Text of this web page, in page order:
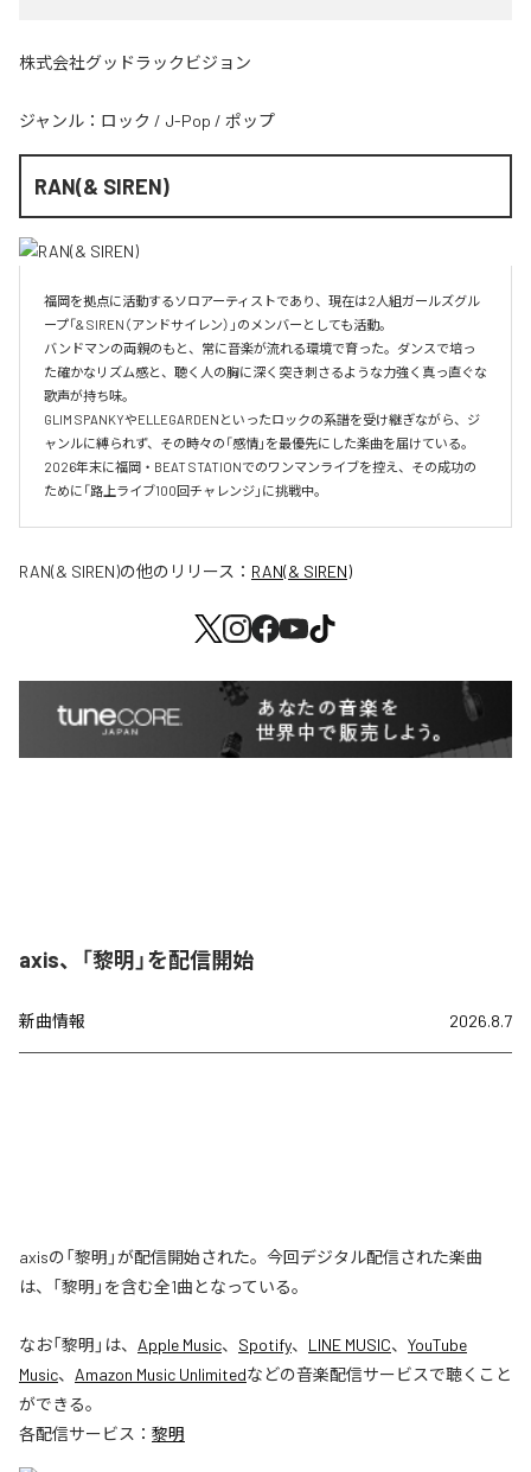
株式会社グッドラックビジョン
ジャンル： ロック / J-Pop / ポップ
RAN(& SIREN)
福岡を拠点に活動するソロアーティストであり、現在は2人組ガールズグル
ープ「& SIREN（アンドサイレン）」のメンバーとしても活動。
バンドマンの両親のもと、常に音楽が流れる環境で育った。ダンスで培っ
た確かなリズム感と、聴く人の胸に深く突き刺さるような力強く真っ直ぐな
歌声が持ち味。
GLIM SPANKYやELLEGARDENといったロックの系譜を受け継ぎながら、ジ
ャンルに縛られず、その時々の「感情」を最優先にした楽曲を届けている。
2026年末に福岡・BEAT STATIONでのワンマンライブを控え、その成功の
ために「路上ライブ100回チャレンジ」に挑戦中。
RAN(& SIREN)の他のリリース： RAN(& SIREN)
axis、「黎明」を配信開始
新曲情報 2026.8.7
axisの「黎明」が配信開始された。今回デジタル配信された楽曲
は、「黎明」を含む全1曲となっている。
なお「黎明 」は、 Apple Music、 Spotify、 LINE MUSIC、 YouTube
Music、 Amazon Music Unlimitedなどの音楽配信サービスで聴くこと
ができる。
各配信サービス： 黎明